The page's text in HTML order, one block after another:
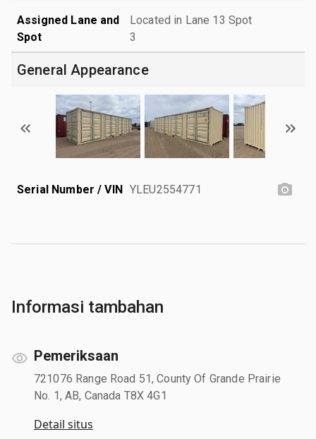
Assigned Lane and
Spot
Located in Lane 13 Spot
3
General Appearance
Serial Number / VIN YLEU2554771
Informasi tambahan
Pemeriksaan
721076 Range Road 51, County Of Grande Prairie
No. 1, AB, Canada T8X 4G1
Detail situs